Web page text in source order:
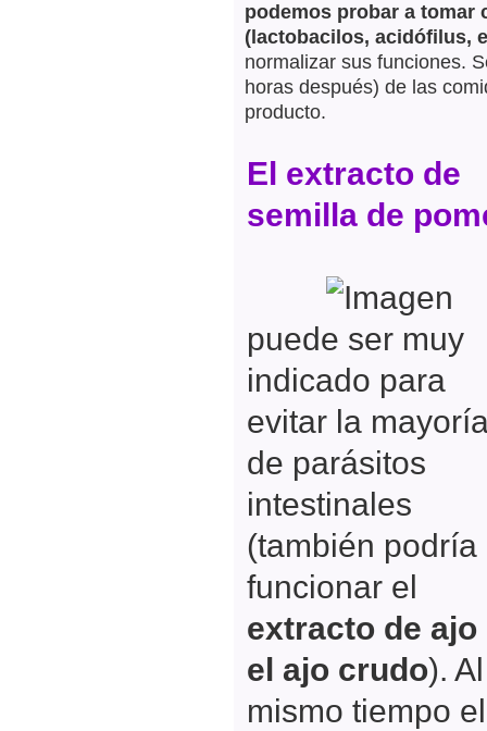
podemos probar a
(lactobacilos, acidófilus,
normalizar sus funciones.
horas después) de las
producto.
El extracto de
semilla de
puede ser muy
indicado para
evitar la
de parásitos
intestinales
(también podría
funcionar el
extracto de ajo
el ajo crudo). Al
mismo tiempo el